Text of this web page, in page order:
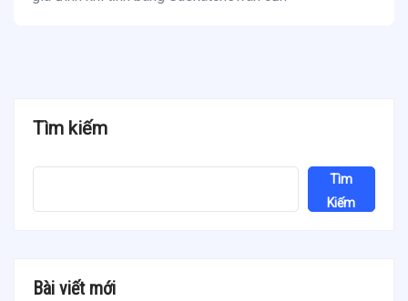
Tìm kiếm
Tìm
Kiếm
Bài viết mới